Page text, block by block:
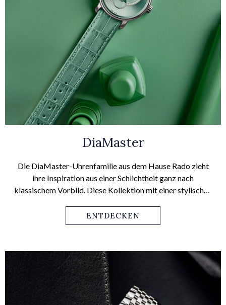
DiaMaster
Die DiaMaster-Uhrenfamilie aus dem Hause Rado zieht
ihre Inspiration aus einer Schlichtheit ganz nach
klassischem Vorbild. Diese Kollektion mit einer stylischen
begeistert durch ihre Vielfalt. Die Gehäuse aus Hightech-
Keramik bzw. Ceramos gibt es mit einem Quarz- oder
Gangreserve von bis zu 80 Stunden hat.
ENTDECKEN